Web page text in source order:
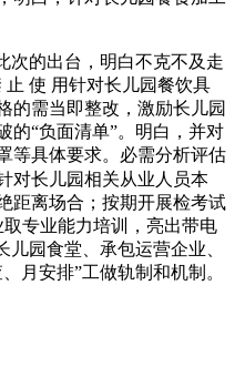
的出台，明白不克不及走
止 使 用针对长儿园餐饮具
的需当即整改，激励长儿园
的“负面清单”。明白，并对
等具体要求。必需分析评估
对长儿园相关从业人员本
距离场合；按期开展检考试
专业能力培训，亮出带电
儿园食堂、承包运营企业、
月安排”工做轨制和机制。